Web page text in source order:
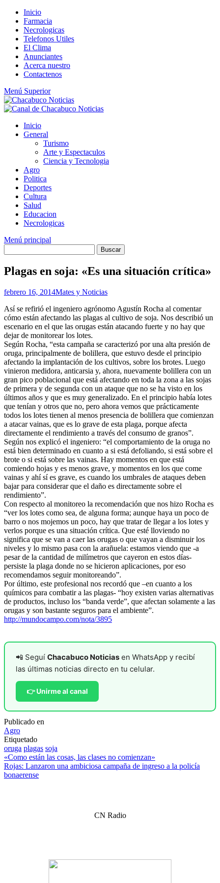
Saltar
contenido
Inicio
Farmacia
Necrologicas
Telefonos Utiles
El Clima
Anunciantes
Acerca nuestro
Contactenos
Menú Superior
Inicio
General
Turismo
Arte y Espectaculos
Ciencia y Tecnologia
Agro
Politica
Deportes
Cultura
Salud
Educacion
Necrologicas
Menú principal
Plagas en soja: «Es una situación crítica»
febrero 16, 2014Mates y Noticias
Así se refirió el ingeniero agrónomo Agustín Rocha al comentar
cómo están afectando las plagas al cultivo de soja. Nos describió un
escenario en el que las orugas están atacando fuerte y no hay que
dejar de monitorear los lotes.
Según Rocha, “esta campaña se caracterizó por una alta presión de
oruga, principalmente de bolillera, que estuvo desde el principio
afectando la implantación de los cultivos, sobre los brotes. Luego
vinieron medidora, anticarsia y, ahora, nuevamente bolillera con un
gran pico poblacional que está afectando en toda la zona a las sojas
de primera y de segunda con un ataque que no se ha visto en los
últimos años y que es muy generalizado. En el principio había lotes
que tenían y otros que no, pero ahora vemos que prácticamente
todos los lotes tienen al menos presencia de bolillera que comienzan
a atacar vainas, que es lo grave de esta plaga, porque afecta
directamente el rendimiento a través del consumo de granos”.
Según nos explicó el ingeniero: “el comportamiento de la oruga no
está bien determinado en cuanto a si está defoliando, si está sobre el
brote o si está sobre las vainas. Hay momentos en que está
comiendo hojas y es menos grave, y momentos en los que come
vainas y ahí sí es grave, es cuando los umbrales de ataques deben
bajar para considerar que el daño es directamente sobre el
rendimiento”.
Con respecto al monitoreo la recomendación que nos hizo Rocha es
“ver los lotes como sea, de alguna forma; aunque haya un poco de
barro o nos mojemos un poco, hay que tratar de llegar a los lotes y
verlos porque es una situación crítica. Que esté lloviendo no
significa que se van a caer las orugas o que vayan a disminuir los
niveles y lo mismo pasa con la arañuela: estamos viendo que -a
pesar de la cantidad de milímetros que cayeron en estos días-
persiste la plaga donde no se hicieron aplicaciones, por eso
recomendamos seguir monitoreando”.
Por último, este profesional nos recordó que –en cuanto a los
químicos para combatir a las plagas- “hoy existen varias alternativas
de productos, incluso los “banda verde”, que afectan solamente a las
orugas y son bastante seguros para el ambiente”.
http://mundocampo.com/nota/3895
📲 Seguí Chacabuco Noticias en WhatsApp y recibí
las últimas noticias directo en tu celular.
👉 Unirme al canal
Publicado en
Agro
Etiquetado
oruga plagas soja
Navegación
de
«Como están las cosas, las clases no comienzan»
Rojas: Lanzaron una ambiciosa campaña de ingreso a la policía
bonaerense
CN Radio